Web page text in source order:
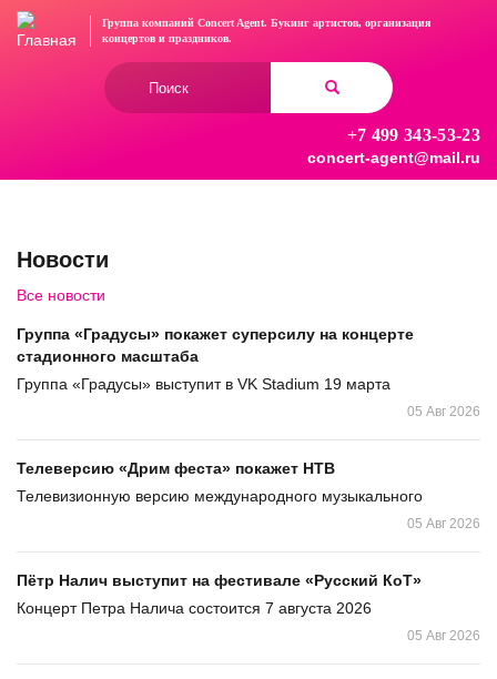
Перейти
Группа компаний Concert Agent. Букинг артистов, организация
концертови праздников.
+7 499 343-53-23
concert-agent@mail.ru
Новости
Все новости
Группа «Градусы» покажет суперсилу на концерте
стадионного масштаба
Группа «Градусы» выступит в VK Stadium 19 марта
05 Авг 2026
Телеверсию «Дрим феста» покажет НТВ
Телевизионную версию международного музыкального
05 Авг 2026
Пётр Налич выступит на фестивале «Русский КоТ»
Концерт Петра Налича состоится 7 августа 2026
05 Авг 2026